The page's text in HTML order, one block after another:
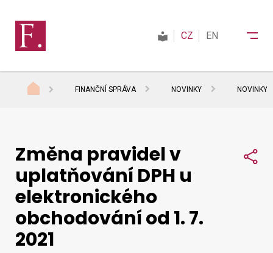
Daně
Mezinárodní spolupráce
Kontakty
CZ EN
FINANČNÍ SPRÁVA NOVINKY NOVINKY
Změna pravidel v
uplatňování DPH u
elektronického
obchodování od 1. 7.
2021